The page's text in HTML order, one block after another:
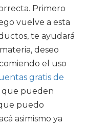
Primero
vuelve a esta
te ayudará
deseo
el uso
gratis de
que pueden
puedo
asimismo ya